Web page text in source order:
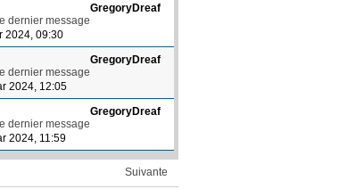
GregoryDreaf
2024, 09:30
GregoryDreaf
2024, 12:05
GregoryDreaf
2024, 11:59
Suivante